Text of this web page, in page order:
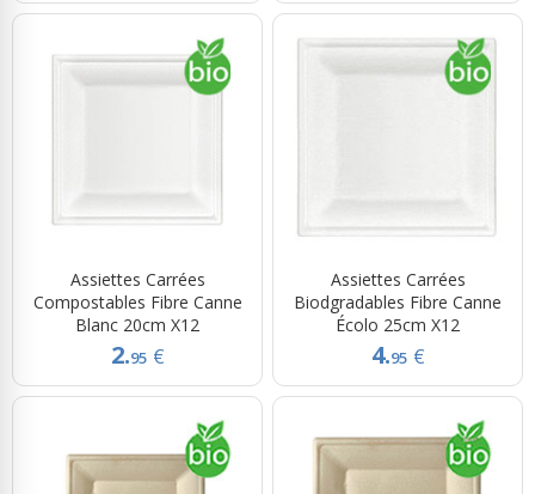
Assiettes Carrées
Compostables Fibre Canne
Blanc 20cm X12
2.95 €
Assiettes Carrées
Biodgradables Fibre Canne
Écolo 25cm X12
4.95 €